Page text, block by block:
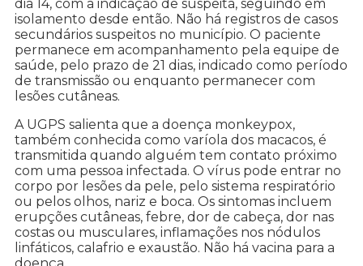
dia 14, com a indicação de suspeita, seguindo em
isolamento desde então. Não há registros de casos
secundários suspeitos no município. O paciente
permanece em acompanhamento pela equipe de
saúde, pelo prazo de 21 dias, indicado como período
de transmissão ou enquanto permanecer com
lesões cutâneas.
A UGPS salienta que a doença monkeypox,
também conhecida como varíola dos macacos, é
transmitida quando alguém tem contato próximo
com uma pessoa infectada. O vírus pode entrar no
corpo por lesões da pele, pelo sistema respiratório
ou pelos olhos, nariz e boca. Os sintomas incluem
erupções cutâneas, febre, dor de cabeça, dor nas
costas ou musculares, inflamações nos nódulos
linfáticos, calafrio e exaustão. Não há vacina para a